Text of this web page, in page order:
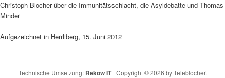
Christoph Blocher über die Immunitätsschlacht, die Asyldebatte und Thomas
Minder
Aufgezeichnet in Herrliberg, 15. Juni 2012
Technische Umsetzung: Rekow IT| Copyright © 2026 by Teleblocher.